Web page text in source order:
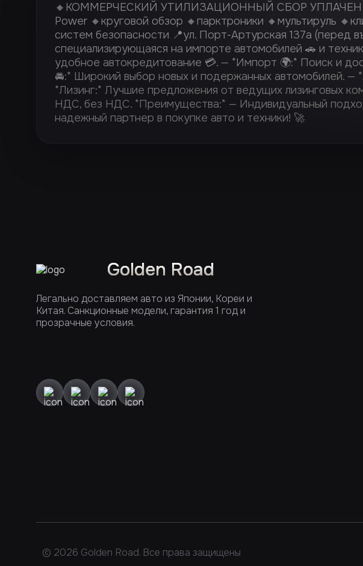
🔸КОММЕРЧЕСКИЙ УТИЛИЗАЦИОННЫЙ СБОР
Power 🔸круговой обзор 🔸парктроники 🔸мультируль
систем безопасности 📍ул. Порт-Артурская 137а
специализирующаяся на импорте автомобилей 🚗 и
удобное автокредитование 💳. — *Импорт 🌍:* Поиск и
🚘:* Широкий выбор новых и подержанных автомобилей. —
*Лизинг:* Лучшие предложения от ведущих лизинговых
НДС, без НДС. *Преимущества:* — Индивидуальный
надежный партнер в покупке авто и техники! 🚀
Golden Road
Легально доставляем авто из Японии, Кореи и
Китая. Санкционные модели, гарантия 1 год и
прозрачные условия.
© 2026 Golden Road. Все права защищены